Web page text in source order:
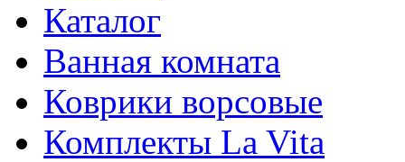
Каталог
Ванная комната
Коврики ворсовые
Комплекты La Vita